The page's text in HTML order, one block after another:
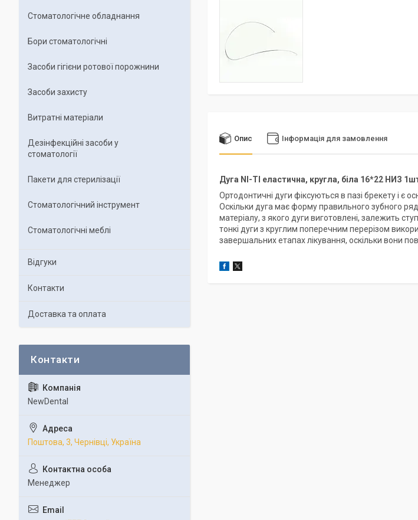
Опис Інформація для замовлення
Дуга NI-TI еластична, кругла, біла 16*22 НИЗ
Ортодонтичні дуги фіксуються в пазі брекету і
Оскільки дуга має форму правильного зубного
матеріалу, з якого дуги виготовлені, залежить
тонкі дуги з круглим поперечним перерізом
завершальних етапах лікування, оскільки вони
Стоматологічне обладнання
Бори стоматологічні
Засоби гігієни ротової порожнини
Засоби захисту
Витратні матеріали
Дезінфекційні засоби у
стоматології
Пакети для стерилізації
Стоматологічний інструмент
Стоматологічні меблі
Відгуки
Контакти
Доставка та оплата
NewDental
Поштова, 3, Чернівці, Україна
Менеджер